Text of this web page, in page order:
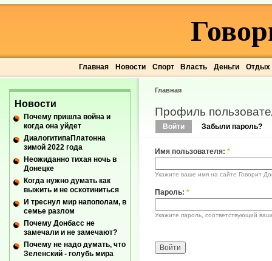
Главная Новости Спорт Власть Деньги Отдых
Главная
Профиль
Войти Забыли пароль?
Имя пользователя: *
Укажите ваше имя на сайте Говорит
Пароль: *
Укажите пароль, соответствующий
Новости
Почему пришла война и
когда она уйдет
ДиалогитипаПлатонна
зимой 2022 года
Неожиданно тихая ночь в
Донецке
Когда нужно думать как
выжить и не оскотиниться
И треснул мир напополам, в
семье разлом
Почему Донбасс не
замечали и не замечают?
Почему не надо думать, что
Зеленский - голубь мира